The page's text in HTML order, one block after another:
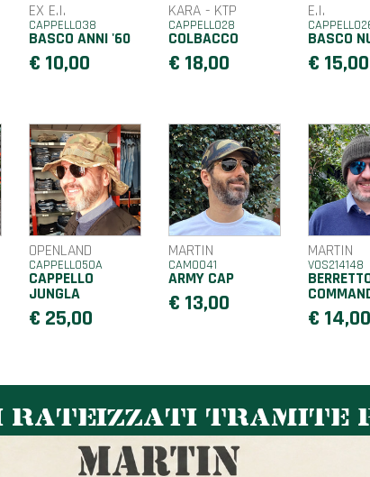
EX E.I.
CAPPELLO38
BASCO ANNI '60
€ 10,00
KARA - KTP
CAPPELLO28
COLBACCO
€ 18,00
E.I.
BASCO
€ 15,00
OPENLAND
CAPPELLO50A
CAPPELLO
JUNGLA
€ 25,00
MARTIN
CAM0041
ARMY CAP
€ 13,00
MARTIN
VOS214148
€ 14,00
RATEIZZATI TRAMITE